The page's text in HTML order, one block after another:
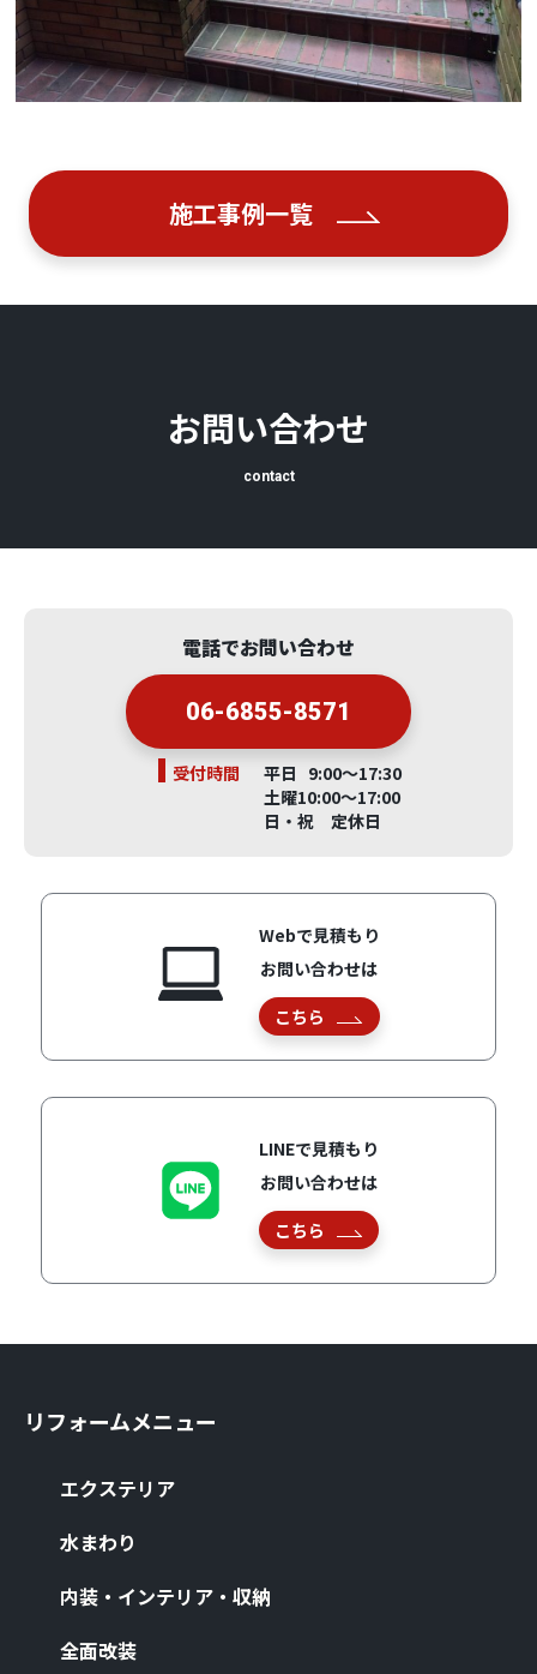
施工事例一覧
お問い合わせ
contact
電話でお問い合わせ
06-6855-8571
受付時間
平日 9:00～17:30
土曜10:00～17:00
日・祝 定休日
Webで見積もり
お問い合わせは
こちら
LINEで見積もり
お問い合わせは
こちら
リフォームメニュー
エクステリア
⽔まわり
内装・インテリア・収納
全⾯改装